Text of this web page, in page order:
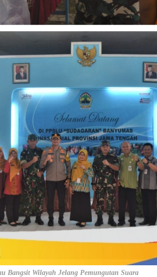
Bangsit Wilayah Jelang Pemungutan Suara